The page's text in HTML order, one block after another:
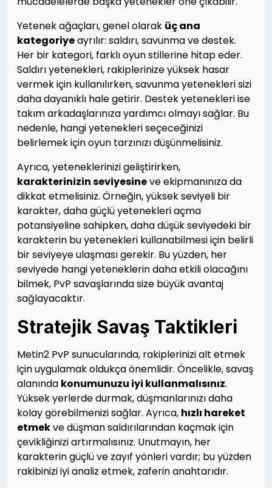
Yetenek ağaçları, genel olarak üç ana
kategoriyeayrılır: saldırı, savunma ve destek.
Her bir kategori, farklı oyun stillerine hitap eder.
Saldırı yetenekleri, rakiplerinize yüksek hasar
vermek için kullanılırken, savunma yetenekleri sizi
daha dayanıklı hale getirir. Destek yetenekleri ise
takım arkadaşlarınıza yardımcı olmayı sağlar. Bu
nedenle, hangi yetenekleri seçeceğinizi
belirlemek için oyun tarzınızı düşünmelisiniz.
Ayrıca, yeteneklerinizi geliştirirken,
karakterinizin seviyesineve ekipmanınıza da
dikkat etmelisiniz. Örneğin, yüksek seviyeli bir
karakter, daha güçlü yetenekleri açma
potansiyeline sahipken, daha düşük seviyedeki bir
karakterin bu yetenekleri kullanabilmesi için belirli
bir seviyeye ulaşması gerekir. Bu yüzden, her
seviyede hangi yeteneklerin daha etkili olacağını
bilmek, PvP savaşlarında size büyük avantaj
sağlayacaktır.
Stratejik Savaş Taktikleri
Metin2 PvP sunucularında, rakiplerinizi alt etmek
için uygulamak oldukça önemlidir. Öncelikle, savaş
alanında konumunuzu iyi kullanmalısınız.
Yüksek yerlerde durmak, düşmanlarınızı daha
kolay görebilmenizi sağlar. Ayrıca, hızlı hareket
etmekve düşman saldırılarından kaçmak için
çevikliğinizi artırmalısınız. Unutmayın, her
karakterin güçlü ve zayıf yönleri vardır; bu yüzden
rakibinizi iyi analiz etmek, zaferin anahtarıdır.